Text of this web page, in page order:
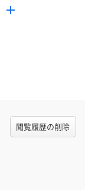
閲覧履歴の削除